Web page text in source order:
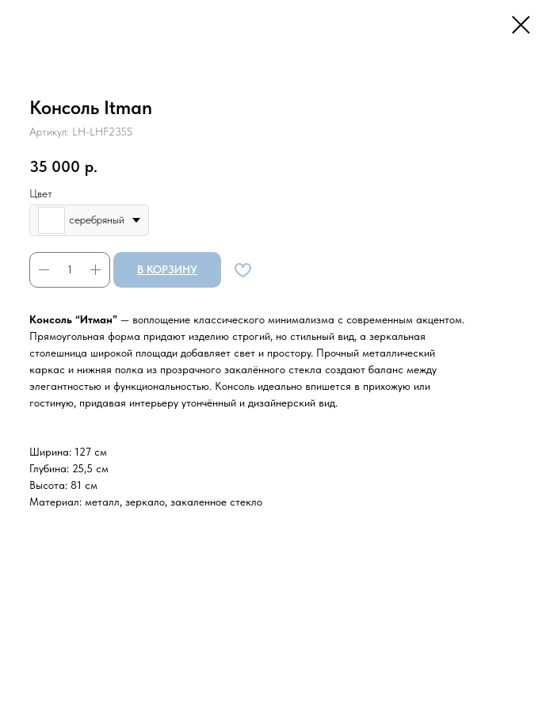
Консоль Itman
Артикул: LH-LHF235S
35 000 р.
Цвет
серебряный
В КОРЗИНУ
Консоль “Итман” — воплощение классического минимализма с современным акцентом.
Прямоугольная форма придают изделию строгий, но стильный вид, а зеркальная
столешница широкой площади добавляет свет и простору. Прочный металлический
каркас и нижняя полка из прозрачного закалённого стекла создают баланс между
элегантностью и функциональностью. Консоль идеально впишется в прихожую или
гостиную, придавая интерьеру утончённый и дизайнерский вид.
Ширина: 127 см
Глубина: 25,5 см
Высота: 81 см
Материал: металл, зеркало, закаленное стекло